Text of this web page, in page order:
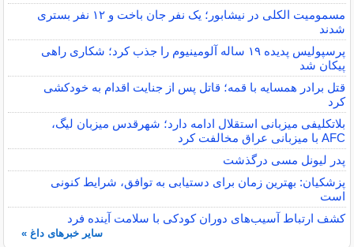
مسمومیت الکلی در نیشابور؛ یک نفر جان باخت و ۱۲ نفر بستری
شدند
پرسپولیس پدیده ۱۹ ساله آلومینیوم را جذب کرد؛ شکاری راهی
پیکان شد
قتل برادر همسایه با قمه؛ قاتل پس از جنایت اقدام به خودکشی
کرد
بلاتکلیفی میزبانی استقلال ادامه دارد؛ شهرقدس میزبان لیگ،
AFC با میزبانی عراق مخالفت کرد
پدر لیونل مسی درگذشت
پزشکیان: بهترین زمان برای دستیابی به توافق، شرایط کنونی
است
کشف ارتباط آسیب‌های دوران کودکی با سلامت آینده فرد
سایر خبرهای داغ »